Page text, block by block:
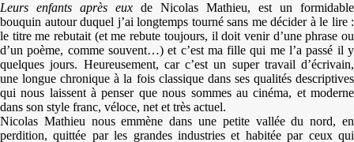
Leurs enfants après eux de Nicolas Mathieu, est un formidable
bouquin autour duquel j’ai longtemps tourné sans me décider à le lire :
le titre me rebutait (et me rebute toujours, il doit venir d’une phrase ou
d’un poème, comme souvent…) et c’est ma fille qui me l’a passé il y
quelques jours. Heureusement, car c’est un super travail d’écrivain,
une longue chronique à la fois classique dans ses qualités descriptives
qui nous laissent à penser que nous sommes au cinéma, et moderne
dans son style franc, véloce, net et très actuel.
Nicolas Mathieu nous emmène dans une petite vallée du nord, en
perdition, quittée par les grandes industries et habitée par ceux qui